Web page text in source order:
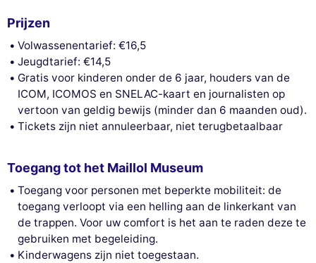
Prijzen
Volwassenentarief: €16,5
Jeugdtarief: €14,5
Gratis voor kinderen onder de 6 jaar, houders van de
ICOM, ICOMOS en SNELAC-kaart en journalisten op
vertoon van geldig bewijs (minder dan 6 maanden oud).
Tickets zijn niet annuleerbaar, niet terugbetaalbaar
Toegang tot het Maillol Museum
Toegang voor personen met beperkte mobiliteit: de
toegang verloopt via een helling aan de linkerkant van
de trappen. Voor uw comfort is het aan te raden deze te
gebruiken met begeleiding.
Kinderwagens zijn niet toegestaan.